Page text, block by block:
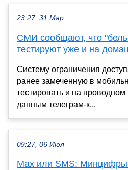
23:27, 31 Мар
СМИ сообщают, что
тестируют уже и на
Систему ограничения
ранее замеченную в
тестировать и на
данным телеграм-к...
09:27, 06 Июл
Max или SMS: Минцифры